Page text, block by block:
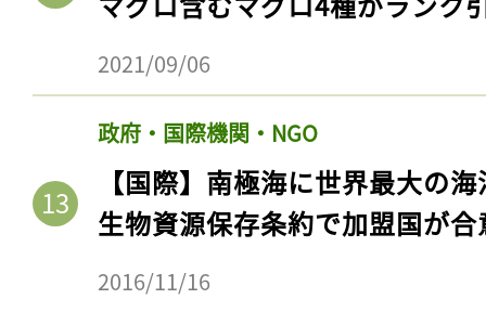
2021/09/06
政府・国際機関・NGO
【国際】南極海に世界最大の
生物資源保存条約で加盟国が合
2016/11/16